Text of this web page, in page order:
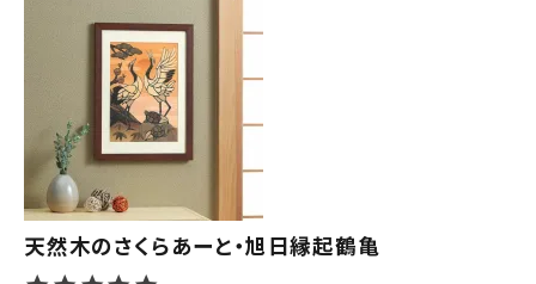
天然木のさくらあーと・旭日縁起鶴亀